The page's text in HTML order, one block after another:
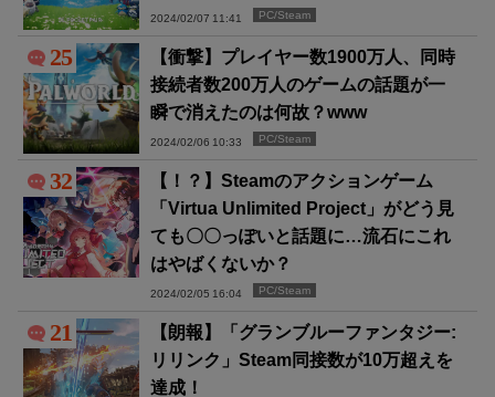
2024/02/07 11:41 PC/Steam
25
【衝撃】プレイヤー数1900万人、同時
接続者数200万人のゲームの話題が一
瞬で消えたのは何故？www
2024/02/06 10:33 PC/Steam
32
【！？】Steamのアクションゲーム
「Virtua Unlimited Project」がどう見
ても〇〇っぽいと話題に…流石にこれ
はやばくないか？
2024/02/05 16:04 PC/Steam
21
【朗報】「グランブルーファンタジー:
リリンク」Steam同接数が10万超えを
達成！